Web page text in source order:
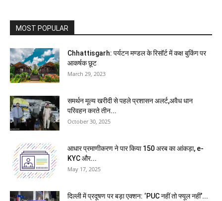
MOST POPULAR
Chhattisgarh: पर्यटन मण्डल के रिसॉर्ट में कक्ष बुकिंग पर
आकर्षक छूट
March 29, 2023
समर्थन मूल्य खरीदी से पहले प्रशासन अलर्ट,अवैध धान
परिवहन करते तीन...
October 30, 2025
आधार प्रमाणीकरण ने पार किया 150 अरब का आंकड़ा, e-
KYC और...
May 17, 2025
दिल्ली में प्रदूषण पर बड़ा एक्शन: ‘PUC नहीं तो फ्यूल नहीं’...